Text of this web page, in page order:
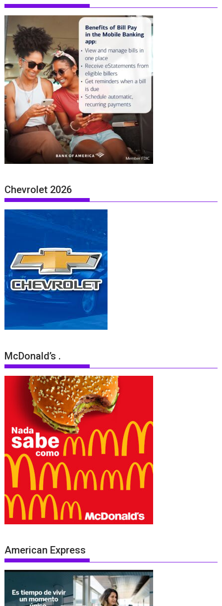
Chevrolet 2026
McDonald’s .
American Express